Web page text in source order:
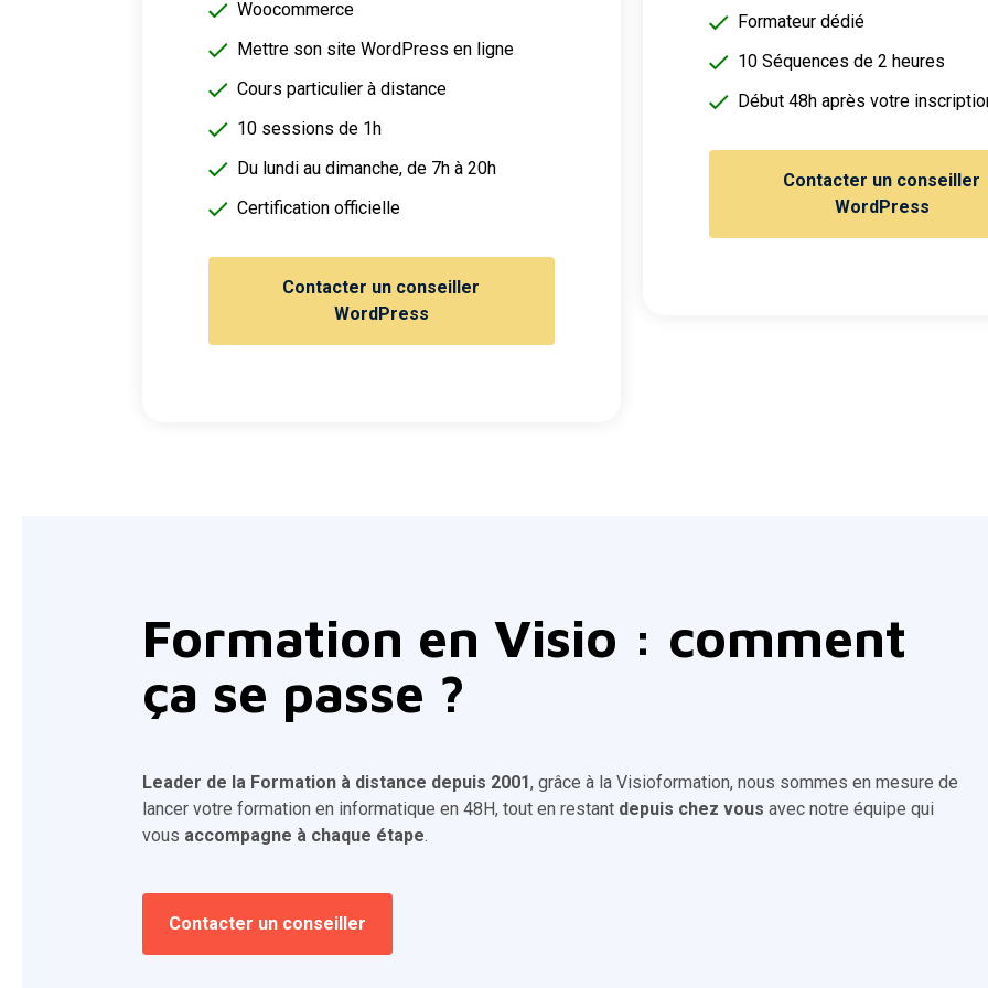
Woocommerce
Mettre son site WordPress en ligne
Cours particulier à distance
10 sessions de 1h
Du lundi au dimanche, de 7h à 20h
Certification officielle
Contacter un conseiller
WordPress
Formateur dédié
10 Séquences de 2 heures
Début 48h après votre
Contacter un conseiller
WordPress
Formation en Visio : comment
ça se passe ?
Leader de la Formation à distance depuis 2001, grâce à la Visioformation, nous sommes en mesure de
lancer votre formation en informatique en 48H, tout en restant depuis chez vous avec notre équipe qui
vous accompagne à chaque étape.
Contacter un conseiller